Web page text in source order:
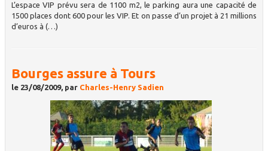
L’espace VIP prévu sera de 1100 m2, le parking aura une capacité de
1500 places dont 600 pour les VIP. Et on passe d’un projet à 21 millions
d’euros à (…)
Bourges assure à Tours
le 23/08/2009, par Charles-Henry Sadien